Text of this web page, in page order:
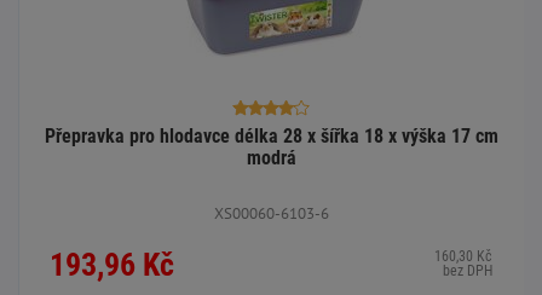
Přepravka pro hlodavce délka 28 x šířka 18 x výška 17 cm
modrá
XS00060-6103-6
193,96 Kč
160,30 Kč
bez DPH